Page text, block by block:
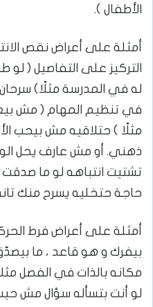
الأطفال ).
أمثلة على أعراض نقص
التركيز على التفاصيل ( لو
له في المدرسة مثلًا)
في تنظيم المهام ( مش
مثلًا ) حتلاقيه مش بيحب
ذهني. أو مش عارف يحل
تشتيت انتباهه لو ما صدقت
حاجة حتخليه يسرح منك
أمثلة على أعراض فرط
بيفرك و هو قاعد ، ما
مكانه بالذات في الفصل
لو أنت بتسأله سؤال مش